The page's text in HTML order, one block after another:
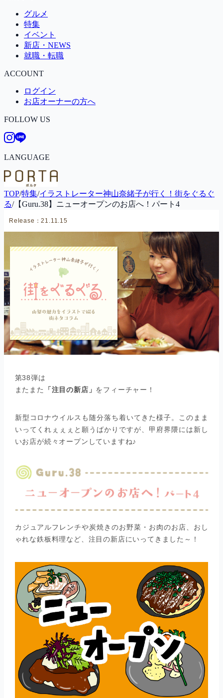
グルメ
特集
イベント
新店・NEWS
就職・転職
ACCOUNT
ログイン
お店オーナーの方へ
FOLLOW US
LANGUAGE
TOP/特集/イラストレーター神山奈緒子が行く！街をぐるぐ
る/【Guru.38】ニューオープンのお店へ！パート4